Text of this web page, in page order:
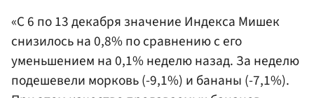
«С 6 по 13 декабря значение Индекса Мишек
снизилось на 0,8% по сравнению с его
уменьшением на 0,1% неделю назад. За неделю
подешевели морковь (-9,1%) и бананы (-7,1%).